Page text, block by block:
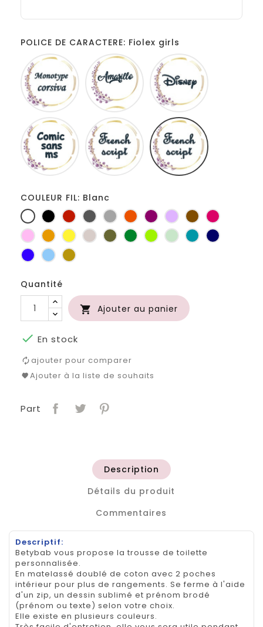
POLICE DE CARACTERE: Fiolex girls
Monotype
corsiva
Amarillo
Comic
sans
ms
French
script
COULEUR FIL: Blanc
BlancNoir RougeGris
foncé
Gris
clair
OrangePruneLilasMarronFuchsia
RoseJaune
d'or
jauneFicelleKaki Vert
bouteille
Anis
Vert
d'eau
Turquoise
Marine
Bleu
roi
Bleu
clair
Or
Quantité
 Ajouter au panier
 En stock
ajouter pour comparer
Ajouter à la liste de souhaits
Part
Description
Détails du produit
Commentaires
Descriptif:
Betybab vous propose la trousse de toilette
personnalisée.
En matelassé doublé de coton avec 2 poches
intérieur pour plus de rangements. Se ferme à l'aide
d'un zip, un dessin sublimé et prénom brodé
(prénom ou texte) selon votre choix.
Elle existe en plusieurs couleurs.